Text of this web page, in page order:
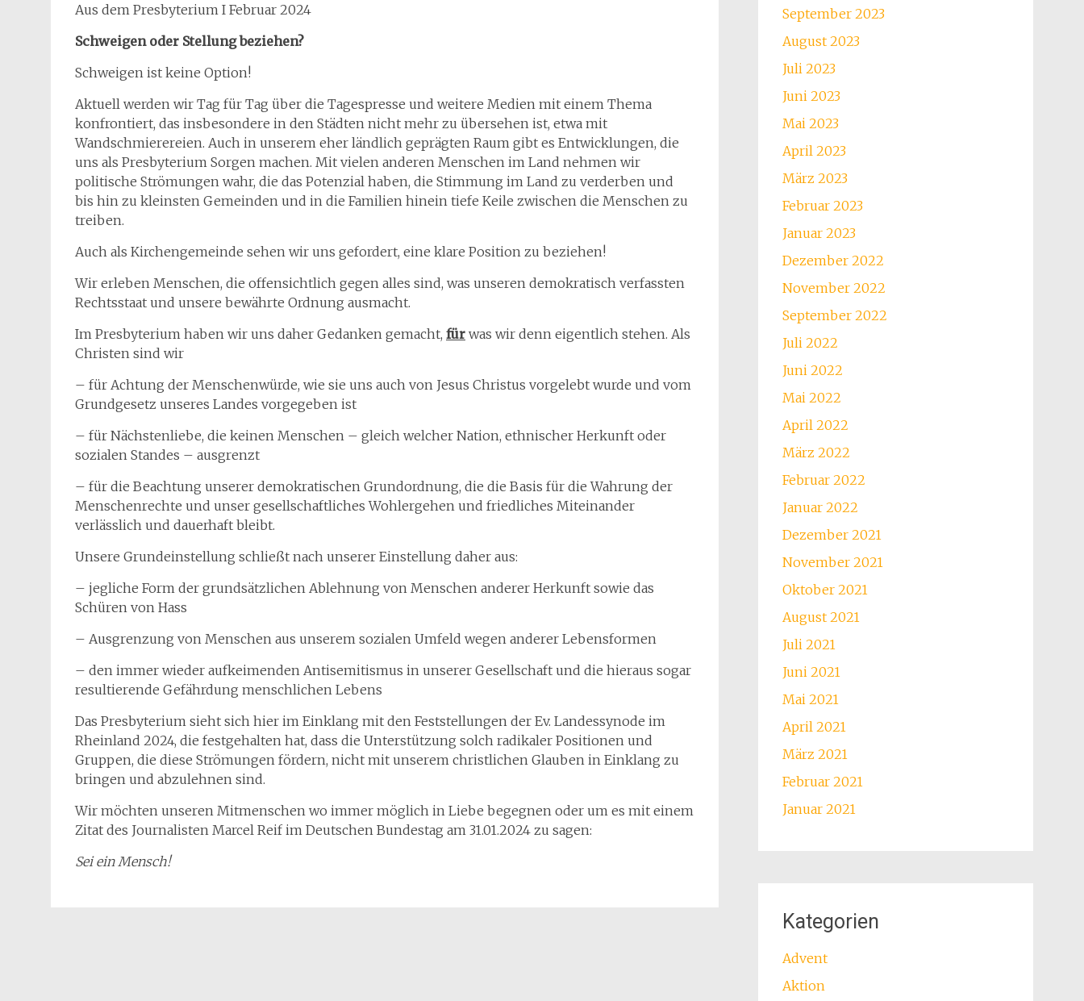
Aus dem Presbyterium I Februar 2024
Schweigen oder Stellung beziehen?
Schweigen ist keine Option!
Aktuell werden wir Tag für Tag über die Tagespresse und weitere Medien mit einem Thema
konfrontiert, das insbesondere in den Städten nicht mehr zu übersehen ist, etwa mit
Wandschmierereien. Auch in unserem eher ländlich geprägten Raum gibt es Entwicklungen, die
uns als Presbyterium Sorgen machen. Mit vielen anderen Menschen im Land nehmen wir
politische Strömungen wahr, die das Potenzial haben, die Stimmung im Land zu verderben und
bis hin zu kleinsten Gemeinden und in die Familien hinein tiefe Keile zwischen die Menschen zu
treiben.
Auch als Kirchengemeinde sehen wir uns gefordert, eine klare Position zu beziehen!
Wir erleben Menschen, die offensichtlich gegen alles sind, was unseren demokratisch verfassten
Rechtsstaat und unsere bewährte Ordnung ausmacht.
Im Presbyterium haben wir uns daher Gedanken gemacht, für was wir denn eigentlich stehen. Als
Christen sind wir
– für Achtung der Menschenwürde, wie sie uns auch von Jesus Christus vorgelebt wurde und vom
Grundgesetz unseres Landes vorgegeben ist
– für Nächstenliebe, die keinen Menschen – gleich welcher Nation, ethnischer Herkunft oder
sozialen Standes – ausgrenzt
– für die Beachtung unserer demokratischen Grundordnung, die die Basis für die Wahrung der
Menschenrechte und unser gesellschaftliches Wohlergehen und friedliches Miteinander
verlässlich und dauerhaft bleibt.
Unsere Grundeinstellung schließt nach unserer Einstellung daher aus:
– jegliche Form der grundsätzlichen Ablehnung von Menschen anderer Herkunft sowie das
Schüren von Hass
– Ausgrenzung von Menschen aus unserem sozialen Umfeld wegen anderer Lebensformen
– den immer wieder aufkeimenden Antisemitismus in unserer Gesellschaft und die hieraus sogar
resultierende Gefährdung menschlichen Lebens
Das Presbyterium sieht sich hier im Einklang mit den Feststellungen der Ev. Landessynode im
Rheinland 2024, die festgehalten hat, dass die Unterstützung solch radikaler Positionen und
Gruppen, die diese Strömungen fördern, nicht mit unserem christlichen Glauben in Einklang zu
bringen und abzulehnen sind.
Wir möchten unseren Mitmenschen wo immer möglich in Liebe begegnen oder um es mit einem
Zitat des Journalisten Marcel Reif im Deutschen Bundestag am 31.01.2024 zu sagen:
Sei ein Mensch!
September 2023
August 2023
Juli 2023
Juni 2023
Mai 2023
April 2023
März 2023
Februar 2023
Januar 2023
Dezember 2022
November 2022
September 2022
Juli 2022
Juni 2022
Mai 2022
April 2022
März 2022
Februar 2022
Januar 2022
Dezember 2021
November 2021
Oktober 2021
August 2021
Juli 2021
Juni 2021
Mai 2021
April 2021
März 2021
Februar 2021
Januar 2021
Kategorien
Advent
Aktion